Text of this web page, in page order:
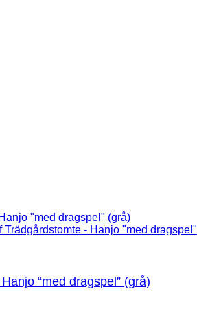
“med dragspel” (grå)